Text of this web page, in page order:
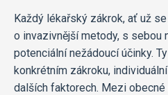
Každý lékařský zákrok, ať už
o invazivnější metody, s sebou
potenciální nežádoucí účinky.
konkrétním zákroku,
dalších faktorech. Mezi